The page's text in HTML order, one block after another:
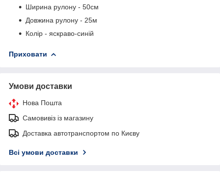
Ширина рулону - 50см
Довжина рулону - 25м
Колір - яскраво-синій
Приховати
Умови доставки
Нова Пошта
Самовивіз із магазину
Доставка автотранспортом по Києву
Всі умови доставки